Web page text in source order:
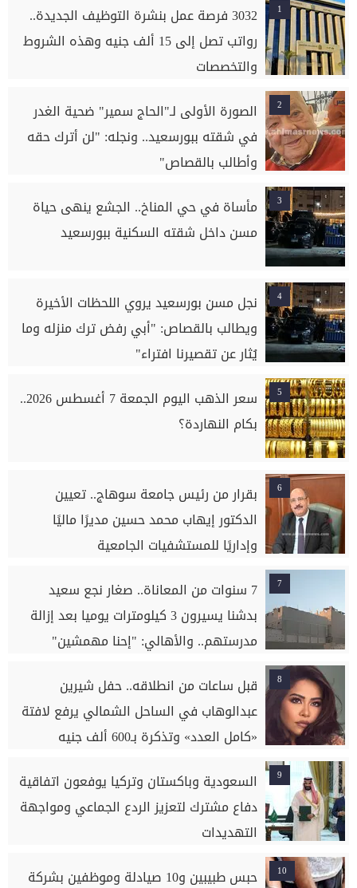
1
3032 فرصة عمل بنشرة التوظيف الجديدة..
رواتب تصل إلى 15 ألف جنيه وهذه الشروط
والتخصصات
2
الصورة الأولى لـ"الحاج سمير" ضحية الغدر
في شقته ببورسعيد.. ونجله: "لن أترك حقه
وأطالب بالقصاص"
3
مأساة في حي المناخ.. الجشع ينهى حياة
مسن داخل شقته السكنية ببورسعيد
4
نجل مسن بورسعيد يروي اللحظات الأخيرة
ويطالب بالقصاص: "أبي رفض ترك منزله وما
يُثار عن تقصيرنا افتراء"
5
سعر الذهب اليوم الجمعة 7 أغسطس 2026..
بكام النهاردة؟
6
بقرار من رئيس جامعة سوهاج.. تعيين
الدكتور إيهاب محمد حسين مديرًا ماليًا
وإداريًا للمستشفيات الجامعية
7
7 سنوات من المعاناة.. صغار نجع سعيد
بدشنا يسيرون 3 كيلومترات يوميا بعد إزالة
مدرستهم.. والأهالي: "إحنا مهمشين"
8
قبل ساعات من انطلاقه.. حفل شيرين
عبدالوهاب في الساحل الشمالي يرفع لافتة
«كامل العدد» وتذكرة بـ600 ألف جنيه
9
السعودية وباكستان وتركيا يوفعون اتفاقية
دفاع مشترك لتعزيز الردع الجماعي ومواجهة
التهديدات
10 حبس طبيبين و10 صيادلة وموظفين بشركة